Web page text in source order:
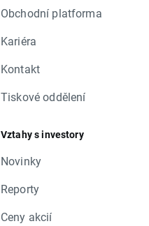
Obchodní platforma
Kariéra
Kontakt
Tiskové oddělení
Vztahy s investory
Novinky
Reporty
Ceny akcií